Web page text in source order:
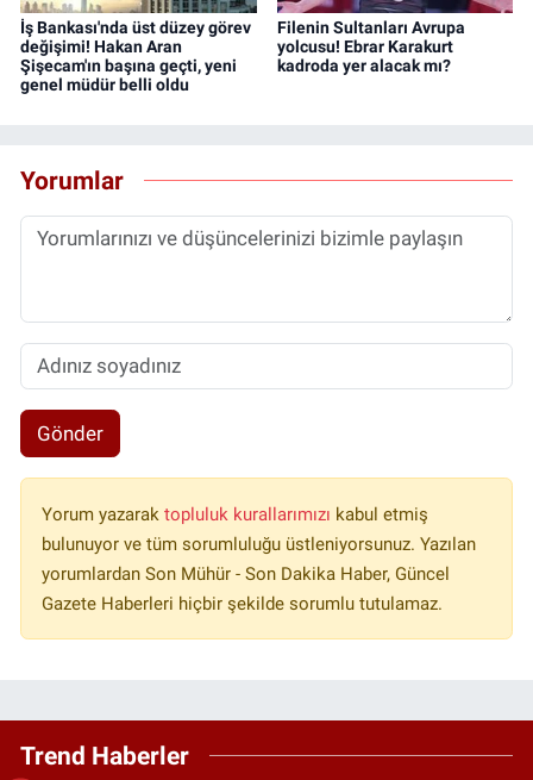
İş Bankası'nda üst düzey görev
değişimi! Hakan Aran
Şişecam'ın başına geçti, yeni
genel müdür belli oldu
Filenin Sultanları Avrupa
yolcusu! Ebrar Karakurt
kadroda yer alacak mı?
Yorumlar
Gönder
Yorum yazarak topluluk kurallarımızı kabul etmiş
bulunuyor ve tüm sorumluluğu üstleniyorsunuz. Yazılan
yorumlardan Son Mühür - Son Dakika Haber, Güncel
Gazete Haberleri hiçbir şekilde sorumlu tutulamaz.
Trend Haberler